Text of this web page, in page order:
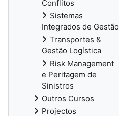
Conflitos
Sistemas
Integrados de Gestão
Transportes &
Gestão Logística
Risk Management
e Peritagem de
Sinistros
Outros Cursos
Projectos